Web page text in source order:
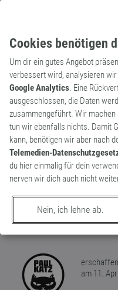
Cookies benötigen
Um dir ein gutes Angebot
verbessert wird, analysieren
Google Analytics. Eine
ausgeschlossen, die Daten
zusammengeführt. Wir
tun wir ebenfalls nichts. Damit
kann, benötigen wir aber nach
Telemedien-
du hier einmalig für dein
nerven wir dich auch nicht
Nein, ich lehne ab.
Redewendung
Ich klatsche
Aufguss
Für mich sind auch
systemrelevant.
des Aufgusses
stümperhaft mit dem
rumwedeln.
am 11.